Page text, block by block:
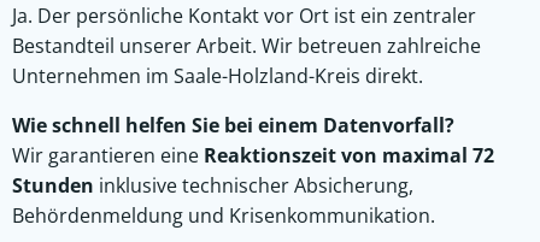
Ja. Der persönliche Kontakt vor Ort ist ein zentraler
Bestandteil unserer Arbeit. Wir betreuen zahlreiche
Unternehmen im Saale-Holzland-Kreis direkt.
Wie schnell helfen Sie bei einem Datenvorfall?
Wir garantieren eine Reaktionszeit von maximal 72
Stunden inklusive technischer Absicherung,
Behördenmeldung und Krisenkommunikation.